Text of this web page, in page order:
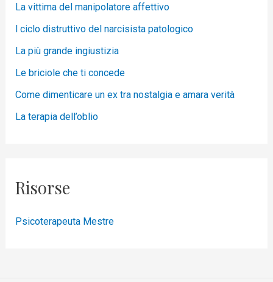
La vittima del manipolatore affettivo
l ciclo distruttivo del narcisista patologico
La più grande ingiustizia
Le briciole che ti concede
Come dimenticare un ex tra nostalgia e amara verità
La terapia dell’oblio
Risorse
Psicoterapeuta Mestre